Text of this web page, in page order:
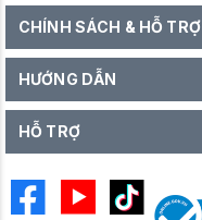
CHÍNH SÁCH & HỖ TRỢ
HƯỚNG DẪN
HỖ TRỢ